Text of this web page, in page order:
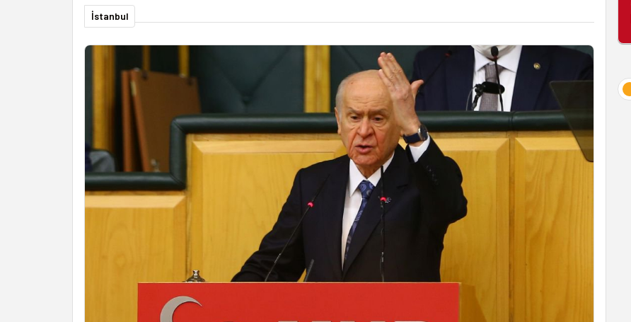
İstanbul